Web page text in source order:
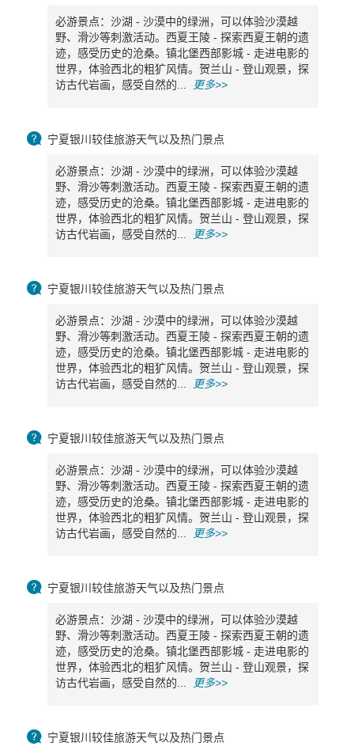
必游景点：沙湖 - 沙漠中的绿洲，可以体验沙漠越
野、滑沙等刺激活动。西夏王陵 - 探索西夏王朝的遗
迹，感受历史的沧桑。镇北堡西部影城 - 走进电影的
世界，体验西北的粗犷风情。贺兰山 - 登山观景，探
访古代岩画，感受自然的...
更多>>
 宁夏银川较佳旅游天气以及热门景点
必游景点：沙湖 - 沙漠中的绿洲，可以体验沙漠越
野、滑沙等刺激活动。西夏王陵 - 探索西夏王朝的遗
迹，感受历史的沧桑。镇北堡西部影城 - 走进电影的
世界，体验西北的粗犷风情。贺兰山 - 登山观景，探
访古代岩画，感受自然的...
更多>>
 宁夏银川较佳旅游天气以及热门景点
必游景点：沙湖 - 沙漠中的绿洲，可以体验沙漠越
野、滑沙等刺激活动。西夏王陵 - 探索西夏王朝的遗
迹，感受历史的沧桑。镇北堡西部影城 - 走进电影的
世界，体验西北的粗犷风情。贺兰山 - 登山观景，探
访古代岩画，感受自然的...
更多>>
 宁夏银川较佳旅游天气以及热门景点
必游景点：沙湖 - 沙漠中的绿洲，可以体验沙漠越
野、滑沙等刺激活动。西夏王陵 - 探索西夏王朝的遗
迹，感受历史的沧桑。镇北堡西部影城 - 走进电影的
世界，体验西北的粗犷风情。贺兰山 - 登山观景，探
访古代岩画，感受自然的...
更多>>
 宁夏银川较佳旅游天气以及热门景点
必游景点：沙湖 - 沙漠中的绿洲，可以体验沙漠越
野、滑沙等刺激活动。西夏王陵 - 探索西夏王朝的遗
迹，感受历史的沧桑。镇北堡西部影城 - 走进电影的
世界，体验西北的粗犷风情。贺兰山 - 登山观景，探
访古代岩画，感受自然的...
更多>>
 宁夏银川较佳旅游天气以及热门景点